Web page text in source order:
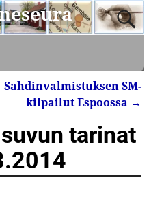
Sahdinvalmistuksen SM-
kilpailut Espoossa →
tarinat